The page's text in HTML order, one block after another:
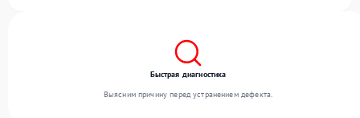
Быстрая диагностика
Выясним причину перед устранением дефекта.